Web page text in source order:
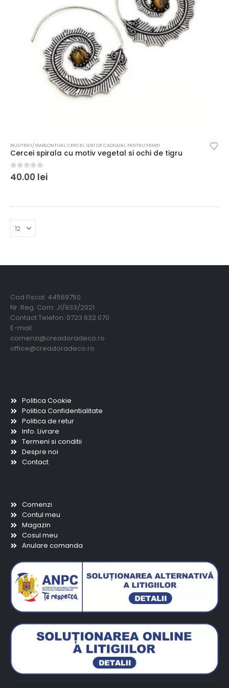
BIJUTERII/ GABLONTURI,CERCEI, IDEI DE CADOURI, PENTRU FEMEI
Cercei spirala cu motiv vegetal si ochi de tigru
0out of 5
40.00 lei
Cod Fiscal: 44569750
Nr. Reg. Com: J1/933/2021
Contact Telefon: 0723 632 070
E-mail:
comenzi@creadoradeco.ro
office@creadoradeco.ro
Politica Cookie
Politica Confidentialitate
Politica de retur
Info. Livrare
Termeni si conditii
Despre noi
Contact
Comenzi
Contul meu
Magazin
Cosul meu
Anulare comanda